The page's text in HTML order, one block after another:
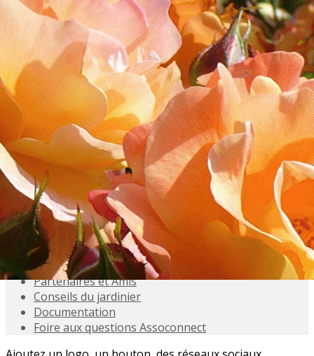
Exporter les lignes sélectionnées
Exporter toutes les colonnes
Exporter uniquement les colonnes affichées
Menu
<
>
Accueil
Présentation
Activités
Adhésions
Évènements à venir
Agenda
Souvenez-vous
Inscriptions aux Sorties
Galeries photo
Partenaires et Amis
Conseils du jardinier
Documentation
Foire aux questions Assoconnect